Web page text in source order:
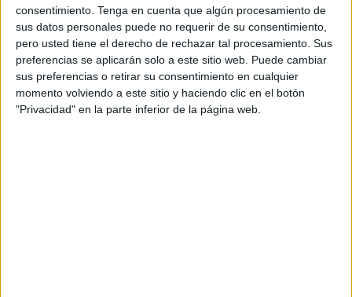
consentimiento. Tenga en cuenta que algún procesamiento de
sus datos personales puede no requerir de su consentimiento,
pero usted tiene el derecho de rechazar tal procesamiento. Sus
preferencias se aplicarán solo a este sitio web. Puede cambiar
sus preferencias o retirar su consentimiento en cualquier
momento volviendo a este sitio y haciendo clic en el botón
"Privacidad" en la parte inferior de la página web.
Comandante General interino de Ceuta, General de
Brigada José María Castaño Fernández, como preámbulo
al acto militar que se llevará a cabo este viernes 26 viernes
de noviembre a las 12.00 horas.
De acuerdo con la reseña de su creación, “la Norma
General 15/97, de Constitución y Funcionamiento de los